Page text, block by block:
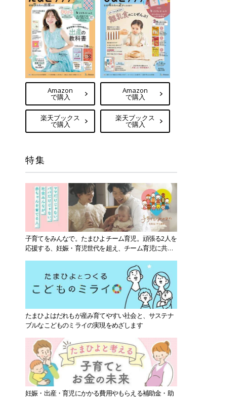
Amazon
で購入
楽天ブックス
で購入
Amazon
で購入
楽天ブックス
で購入
特集
子育てをみんなで。たまひよチーム育児。頑張る2人を
応援する、妊娠・育児世代を超え、チーム育児に共感
たまひよはだれもが産み育てやすい社会と、サステナ
ブルなこどものミライの実現をめざします
妊娠・出産・育児にかかる費用やもらえる補助金・助